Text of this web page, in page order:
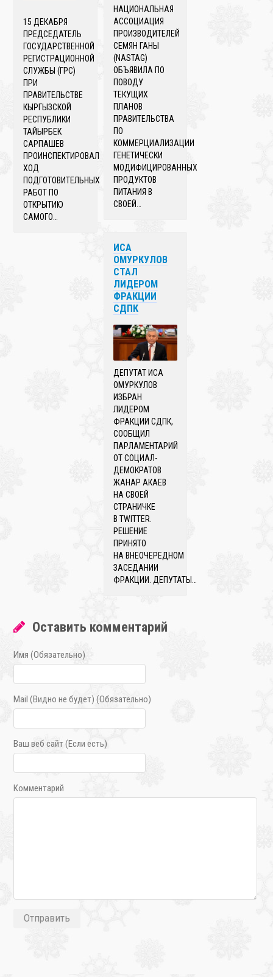
15 ДЕКАБРЯ
ПРЕДСЕДАТЕЛЬ
ГОСУДАРСТВЕННОЙ
РЕГИСТРАЦИОННОЙ
СЛУЖБЫ (ГРС)
ПРИ
ПРАВИТЕЛЬСТВЕ
КЫРГЫЗСКОЙ
РЕСПУБЛИКИ
ТАЙЫРБЕК
САРПАШЕВ
ПРОИНСПЕКТИРОВАЛ
ХОД
ПОДГОТОВИТЕЛЬНЫХ
РАБОТ ПО
ОТКРЫТИЮ
САМОГО…
НАЦИОНАЛЬНАЯ
АССОЦИАЦИЯ
ПРОИЗВОДИТЕЛЕЙ
СЕМЯН ГАНЫ
(NASTAG)
ОБЪЯВИЛА ПО
ПОВОДУ
ТЕКУЩИХ
ПЛАНОВ
ПРАВИТЕЛЬСТВА
ПО
КОММЕРЦИАЛИЗАЦИИ
ГЕНЕТИЧЕСКИ
МОДИФИЦИРОВАННЫХ
ПРОДУКТОВ
ПИТАНИЯ В
СВОЕЙ…
ИСА
ОМУРКУЛОВ
СТАЛ
ЛИДЕРОМ
ФРАКЦИИ
СДПК
ДЕПУТАТ ИСА
ОМУРКУЛОВ
ИЗБРАН
ЛИДЕРОМ
ФРАКЦИИ СДПК,
СООБЩИЛ
ПАРЛАМЕНТАРИЙ
ОТ СОЦИАЛ-
ДЕМОКРАТОВ
ЖАНАР АКАЕВ
НА СВОЕЙ
СТРАНИЧКЕ
В TWITTER.
РЕШЕНИЕ
ПРИНЯТО
НА ВНЕОЧЕРЕДНОМ
ЗАСЕДАНИИ
ФРАКЦИИ. ДЕПУТАТЫ…
Оставить комментарий
Имя (Обязательно)
Mail (Видно не будет) (Обязательно)
Ваш веб сайт (Если есть)
Комментарий